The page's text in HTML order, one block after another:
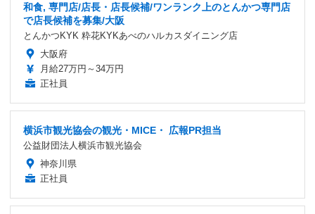
和食, 専門店/店長・店長候補/ワンランク上のとんかつ専門店
で店長候補を募集/大阪
とんかつKYK 粋花KYKあべのハルカスダイニング店
大阪府
月給27万円～34万円
正社員
横浜市観光協会の観光・MICE・ 広報PR担当
公益財団法人横浜市観光協会
神奈川県
正社員